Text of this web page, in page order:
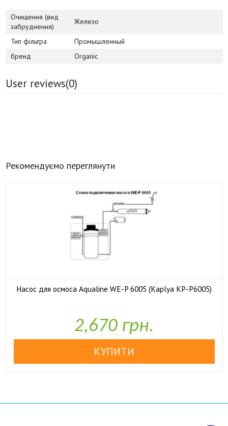
Очищення (вид
забруднення)
Железо
Тип фільтра
Промышленный
бренд
Organic
User reviews(0)
Рекомендуємо переглянути
Насос для осмоса Aqualine WE-P 6005 (Kaplya KP-P6005)
2,670 грн.